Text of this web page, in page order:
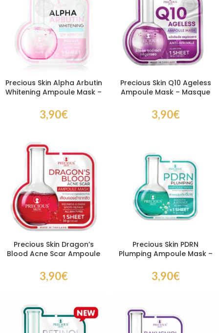
Precious Skin Alpha Arbutin
Whitening Ampoule Mask –
Anti Taches Peau
Lumineuse
3,90€
Precious Skin Q10 Ageless
Ampoule Mask – Masque
Taches & Éclat
3,90€
Precious Skin Dragon’s
Blood Acne Scar Ampoule
Marques d’Acné &
Hydratation
3,90€
Precious Skin PDRN
Plumping Ampoule Mask –
Repulpant & Hydratant
3,90€